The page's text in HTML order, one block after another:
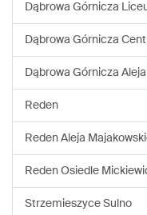
Dąbrowa Górnicza
Dąbrowa Górnicza
Dąbrowa Górnicza
Reden
Reden Aleja
Reden Osiedle
Strzemieszyce Sulno